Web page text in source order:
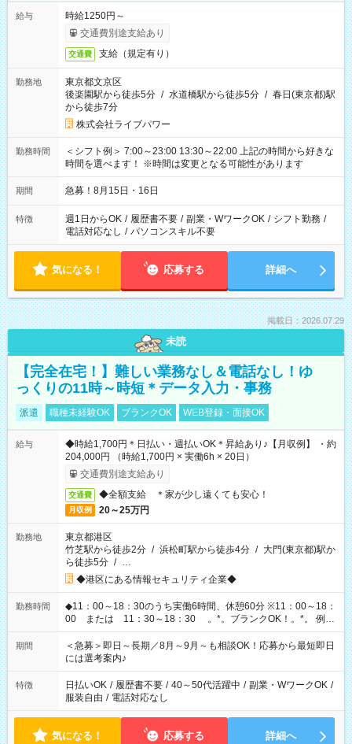
給与
時給1250円～
交通費別途支給あり
交通費 支給（規定有り）
勤務地
東京都文京区
後楽園駅から徒歩5分 / 水道橋駅から徒歩5分 / 春日(東京都)駅
から徒歩7分
株式会社ライブパワー
勤務時間
＜シフト例＞ 7:00～23:00 13:30～22:00 上記の時間から好きな
時間を選べます！ ※時間は変更となる可能性があります
期間 急募！8月15日・16日
特徴 週1日からOK / 履歴書不要 / 副業・WワークOK / シフト勤務 /
電話対応なし / パソコンスキル不要
気になる！ 応募する 詳細へ
掲載日：2026.07.29
未読
【完全在宅！】難しい業務なし＆電話なし！ゆ
っくりの11時～時短＊データ入力・事務
派遣 職種未経験OK ブランクOK WEB登録・面接OK
給与
◆時給1,700円＊日払い・週払いOK＊昇給あり♪【月収例】 ・約
204,000円 （時給1,700円 × 実働6h × 20日）
交通費別途支給あり
交通費 ◆全額支給 ＊家が少し遠くても安心！
月収例 20～25万円
勤務地
東京都港区
竹芝駅から徒歩2分 / 浜松町駅から徒歩4分 / 大門(東京都)駅か
ら徒歩5分 / …
◆港区にある情報セキュリティ企業◆
勤務時間
◆11：00～18：30のうち実働6時間、休憩60分 ※11：00～18：
00 または 11：30～18：30 。*。ブランクOK！。*。 例え
ば前職が、 在宅/財団法人/事務/コールセンター/受付/販売/カフェ
スタッフ スイーツ販売/ホテルフロント/化粧品販売/など 様々な
業界から入社して活躍されています♪
期間
＜急募＞即日～長期／8月～9月～も相談OK！応募から最短即日
には選考案内♪
特徴 日払いOK / 履歴書不要 / 40～50代活躍中 / 副業・WワークOK /
服装自由 / 電話対応なし
気になる！ 応募する 詳細へ